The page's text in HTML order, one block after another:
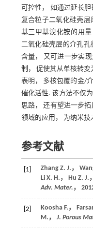
可控性， 如通过延长
复合粒子二氧化硅壳层
基三甲基溴化铵的用量
二氧化硅壳层的介孔孔
含量， 又可进一步实
制， 促使其从单核转
表明， 多核包覆的金/
催化活性. 该方法不仅
思路， 还有望进一步
领域的应用， 为纳米技
参考文献
[1]
Zhang Z. J.，
Li X. H.， Hu Z. J.
Adv. Mater. ，
[2]
Koosha F.，
M.， J. Porous